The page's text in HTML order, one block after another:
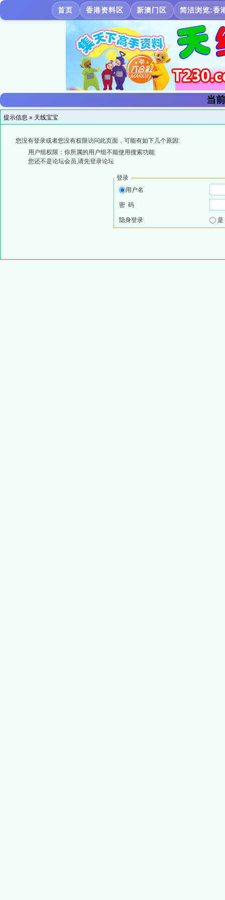
首页 香港资料区 新澳门区 简洁浏览:香
当
提示信息 » 天线宝宝
您没有登录或者您没有权限访问此页面，可能有如下几个原因:
用户组权限：你所属的用户组不能使用搜索功能
您还不是论坛会员,请先登录论坛
登录
用户名
密 码
隐身登录